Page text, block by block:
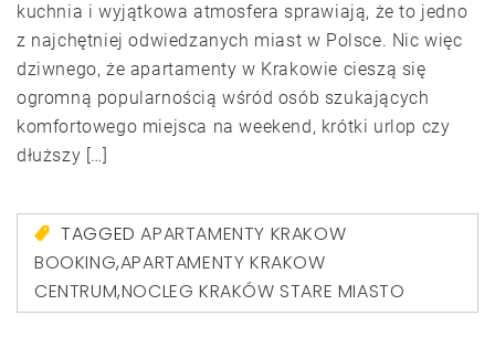
kuchnia i wyjątkowa atmosfera sprawiają, że to jedno
z najchętniej odwiedzanych miast w Polsce. Nic więc
dziwnego, że apartamenty w Krakowie cieszą się
ogromną popularnością wśród osób szukających
komfortowego miejsca na weekend, krótki urlop czy
dłuższy […]
TAGGEDAPARTAMENTY KRAKOW
BOOKING,APARTAMENTY KRAKOW
CENTRUM,NOCLEG KRAKÓW STARE MIASTO